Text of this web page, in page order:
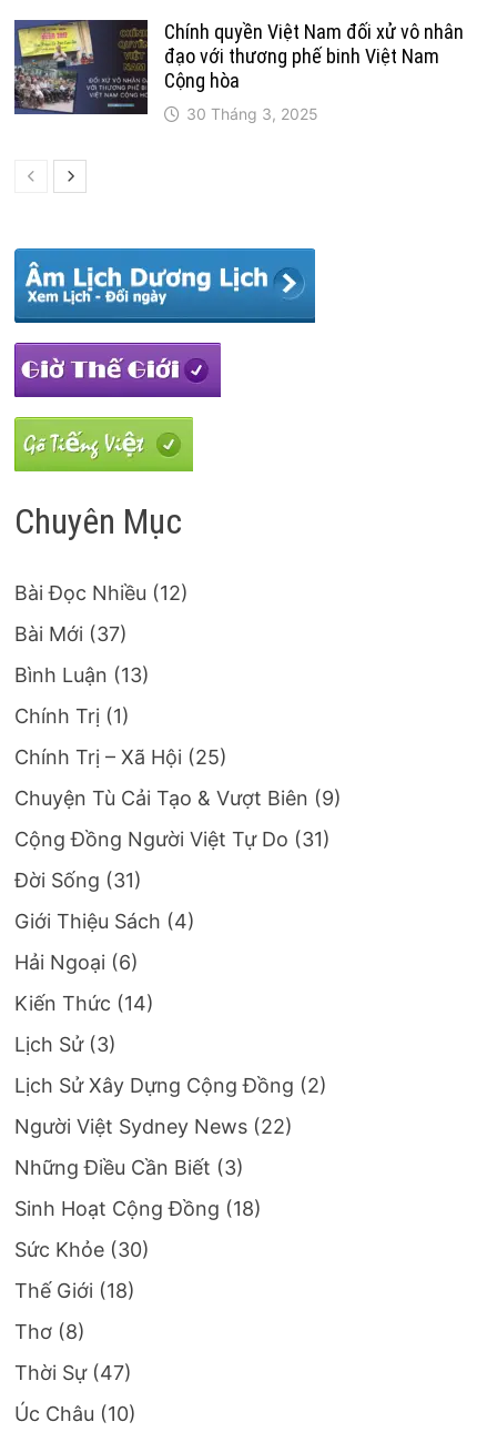
Chính quyền Việt Nam đối xử vô nhân
đạo với thương phế binh Việt Nam
Cộng hòa
30 Tháng 3, 2025
Chuyên Mục
Bài Đọc Nhiều (12)
Bài Mới (37)
Bình Luận (13)
Chính Trị (1)
Chính Trị – Xã Hội (25)
Chuyện Tù Cải Tạo & Vượt Biên (9)
Cộng Đồng Người Việt Tự Do (31)
Đời Sống (31)
Giới Thiệu Sách (4)
Hải Ngoại (6)
Kiến Thức (14)
Lịch Sử(3)
Lịch Sử Xây Dựng Cộng Đồng (2)
Người Việt Sydney News (22)
Những Điều Cần Biết (3)
Sinh Hoạt Cộng Đồng (18)
Sức Khỏe (30)
Thế Giới (18)
Thơ (8)
Thời Sự(47)
Úc Châu (10)